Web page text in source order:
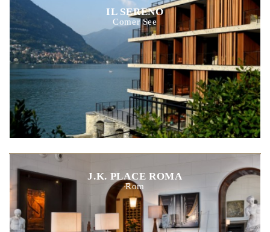
IL SERENO
Comer See
J.K. PLACE ROMA
Rom